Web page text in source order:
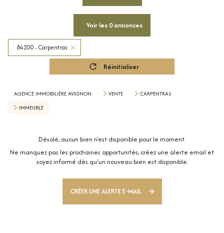
Voir les 0annonces
84200 - Carpentras
Réinitialiser
AGENCE IMMOBILIÈRE AVIGNON VENTE
CARPENTRAS
IMMEUBLE
Désolé, aucun bien n'est disponible pour le moment.
Ne manquez pas les prochaines opportunités, créez une alerte email et
soyez informé dès qu'un nouveau bien est disponible.
CRÉER UNE ALERTE E-MAIL